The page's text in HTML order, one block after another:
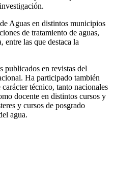
Aguas en distintos municipios
de tratamiento de aguas,
entre las que destaca la
publicados en revistas del
Ha participado también
técnico, tanto nacionales
docente en distintos cursos y
y cursos de posgrado
agua.